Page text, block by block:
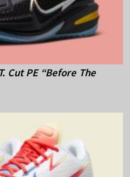
Cut PE “Before The